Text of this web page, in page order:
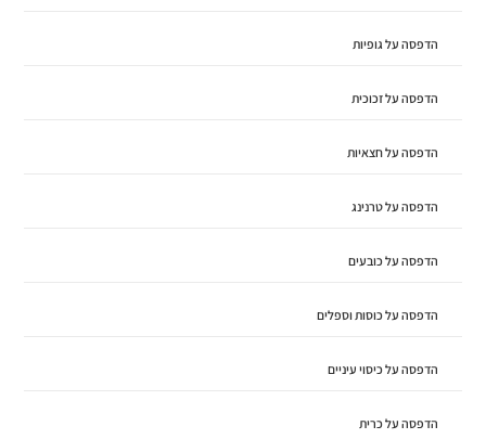
הדפסה על גופיות
הדפסה על זכוכית
הדפסה על חצאיות
הדפסה על טרנינג
הדפסה על כובעים
הדפסה על כוסות וספלים
הדפסה על כיסוי עיניים
הדפסה על כרית